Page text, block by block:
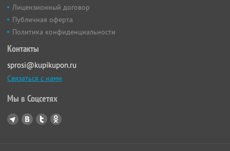
Лицензионный договор
Публичная оферта
Политика конфиденциальности
Контакты
sprosi@kupikupon.ru
Связаться с нами
Мы в Соцсетях